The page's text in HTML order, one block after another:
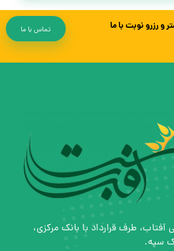
و رزرو نوبت با ما
تماس با ما
طرف قرارداد با بانک مرکزی،
سپه.